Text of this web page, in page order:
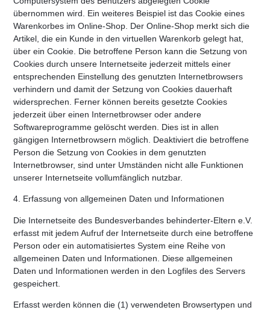
übernommen wird. Ein weiteres Beispiel ist das Cookie eines
Warenkorbes im Online-Shop. Der Online-Shop merkt sich die
Artikel, die ein Kunde in den virtuellen Warenkorb gelegt hat,
über ein Cookie. Die betroffene Person kann die Setzung von
Cookies durch unsere Internetseite jederzeit mittels einer
entsprechenden Einstellung des genutzten Internetbrowsers
verhindern und damit der Setzung von Cookies dauerhaft
widersprechen. Ferner können bereits gesetzte Cookies
jederzeit über einen Internetbrowser oder andere
Softwareprogramme gelöscht werden. Dies ist in allen
gängigen Internetbrowsern möglich. Deaktiviert die betroffene
Person die Setzung von Cookies in dem genutzten
Internetbrowser, sind unter Umständen nicht alle Funktionen
unserer Internetseite vollumfänglich nutzbar.
4. Erfassung von allgemeinen Daten und Informationen
Die Internetseite des Bundesverbandes behinderter-Eltern e.V.
erfasst mit jedem Aufruf der Internetseite durch eine betroffene
Person oder ein automatisiertes System eine Reihe von
allgemeinen Daten und Informationen. Diese allgemeinen
Daten und Informationen werden in den Logfiles des Servers
gespeichert.
Erfasst werden können die (1) verwendeten Browsertypen und